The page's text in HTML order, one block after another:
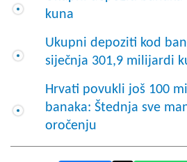
kuna
Ukupni depoziti kod
siječnja 301,9 milijardi
Hrvati povukli još 100
banaka: Štednja sve
oročenju